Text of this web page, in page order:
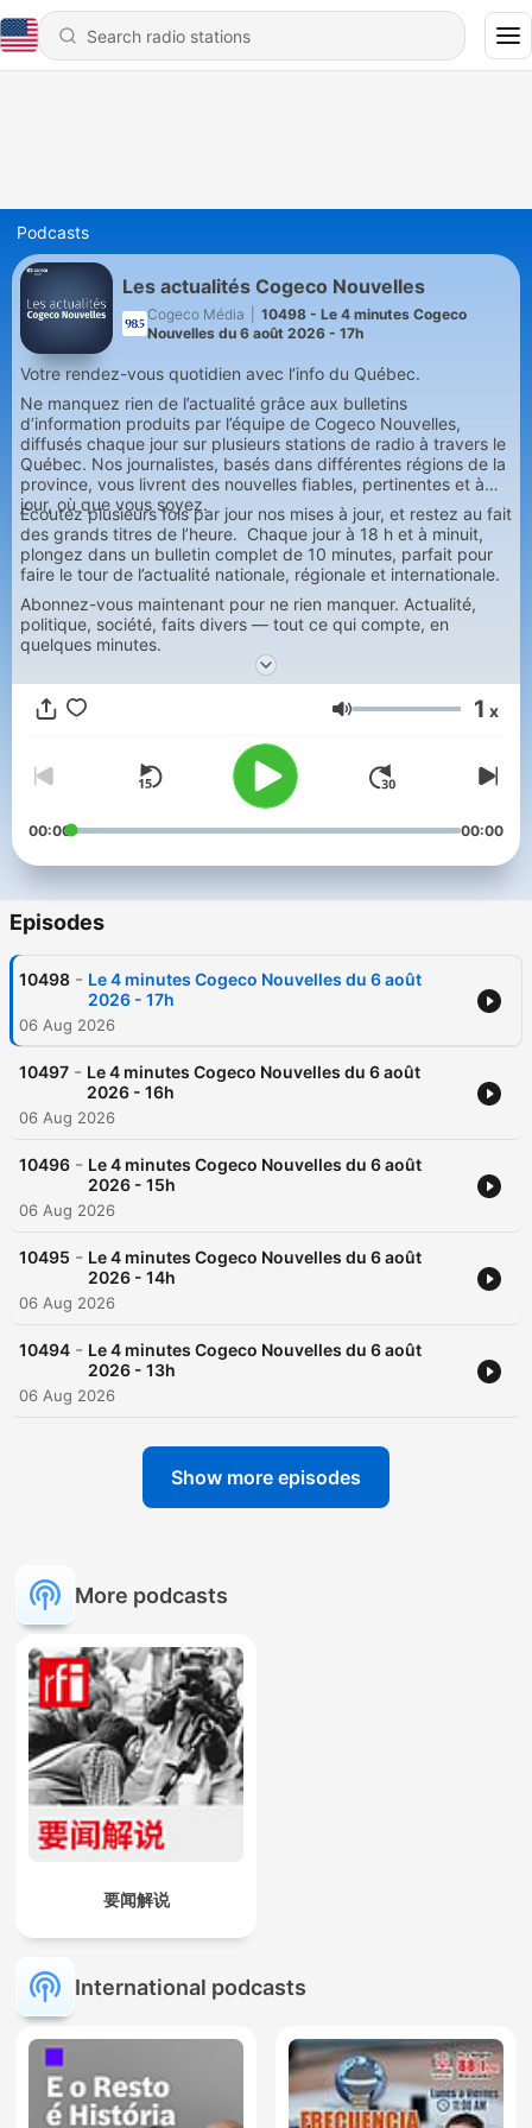
Podcasts
Les actualités Cogeco Nouvelles
Cogeco Média
10498 - Le 4 minutes Cogeco
Nouvelles du 6 août 2026 - 17h
Votre rendez-vous quotidien avec l’info du Québec.
Ne manquez rien de l’actualité grâce aux bulletins
d’information produits par l’équipe de Cogeco Nouvelles,
diffusés chaque jour sur plusieurs stations de radio à travers le
Québec. Nos journalistes, basés dans différentes régions de la
province, vous livrent des nouvelles fiables, pertinentes et à
jour, où que vous soyez.
Écoutez plusieurs fois par jour nos mises à jour, et restez au fait
des grands titres de l’heure. Chaque jour à 18 h et à minuit,
plongez dans un bulletin complet de 10 minutes, parfait pour
faire le tour de l’actualité nationale, régionale et internationale.
Abonnez-vous maintenant pour ne rien manquer. Actualité,
politique, société, faits divers — tout ce qui compte, en
quelques minutes.
Volume 1 x
00:00 00:00
Episodes
10498 - Le 4 minutes Cogeco Nouvelles du 6 août
2026 - 17h
06 Aug 2026
10497 - Le 4 minutes Cogeco Nouvelles du 6 août
2026 - 16h
06 Aug 2026
10496 - Le 4 minutes Cogeco Nouvelles du 6 août
2026 - 15h
06 Aug 2026
10495 - Le 4 minutes Cogeco Nouvelles du 6 août
2026 - 14h
06 Aug 2026
10494 - Le 4 minutes Cogeco Nouvelles du 6 août
2026 - 13h
06 Aug 2026
Show more episodes
More podcasts
要闻解说
International podcasts